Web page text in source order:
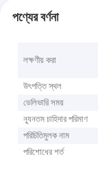
পণ্যের বর্ণনা
লক্ষণীয় করা
উৎপত্তি স্থল
ডেলিভারি সময়
ন্যূনতম চাহিদার পরিমাণ
পরিচিতিমুলক নাম
পরিশোধের শর্ত